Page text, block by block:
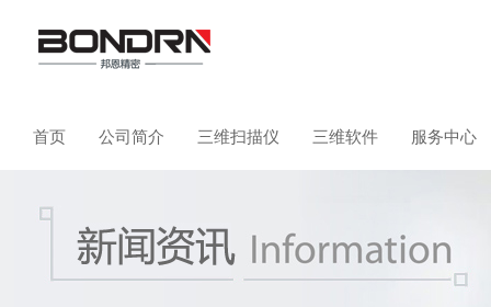
首页 公司简介 三维扫描仪 三维软件 服务中心